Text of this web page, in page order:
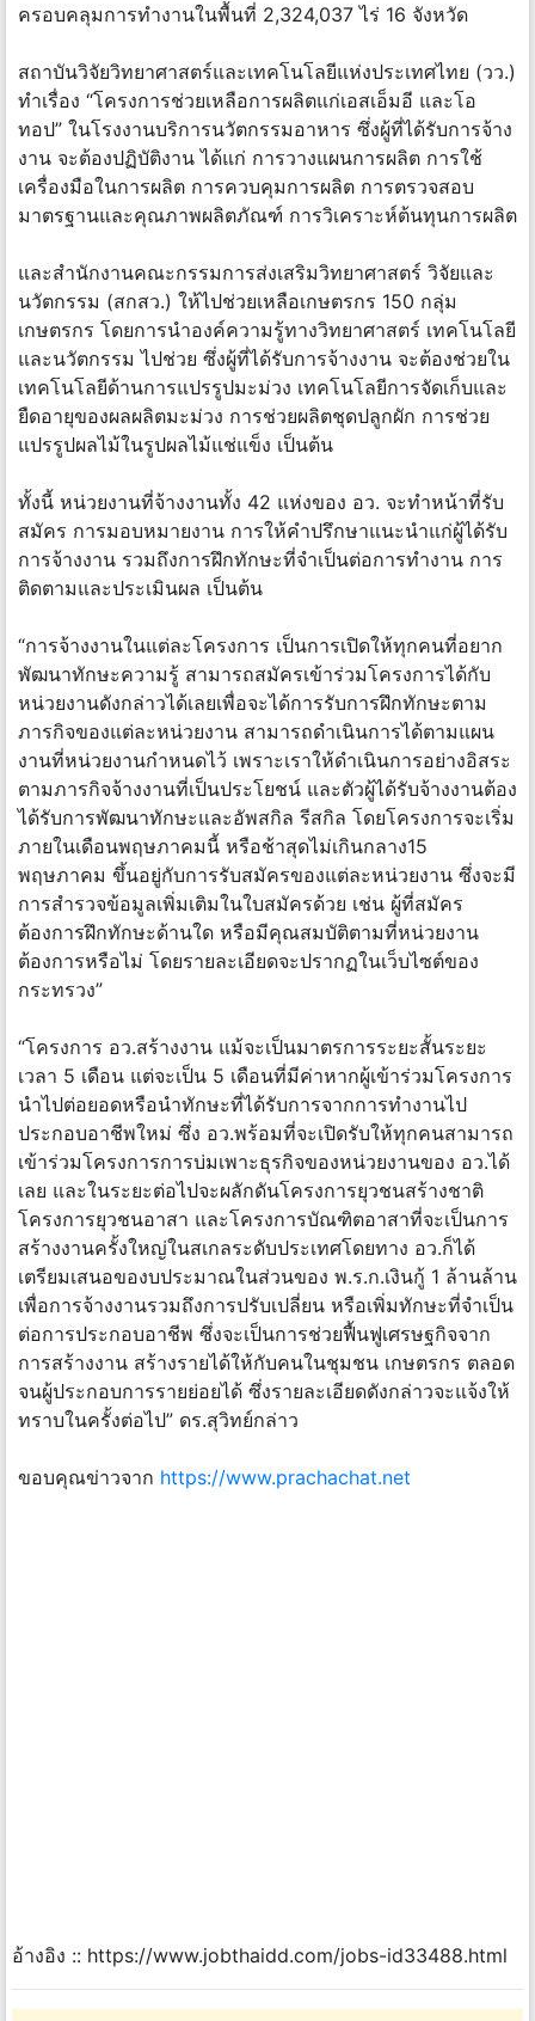
ครอบคลุมการทำงานในพื้นที่ 2,324,037 ไร่ 16 จังหวัด
สถาบันวิจัยวิทยาศาสตร์และเทคโนโลยีแห่งประเทศไทย (วว.)
ทำเรื่อง “โครงการช่วยเหลือการผลิตแก่เอสเอ็มอี และโอ
ทอป” ในโรงงานบริการนวัตกรรมอาหาร ซึ่งผู้ที่ได้รับการจ้าง
งาน จะต้องปฏิบัติงาน ได้แก่ การวางแผนการผลิต การใช้
เครื่องมือในการผลิต การควบคุมการผลิต การตรวจสอบ
มาตรฐานและคุณภาพผลิตภัณฑ์ การวิเคราะห์ต้นทุนการผลิต
และสำนักงานคณะกรรมการส่งเสริมวิทยาศาสตร์ วิจัยและ
นวัตกรรม (สกสว.) ให้ไปช่วยเหลือเกษตรกร 150 กลุ่ม
เกษตรกร โดยการนำองค์ความรู้ทางวิทยาศาสตร์ เทคโนโลยี
และนวัตกรรม ไปช่วย ซึ่งผู้ที่ได้รับการจ้างงาน จะต้องช่วยใน
เทคโนโลยีด้านการแปรรูปมะม่วง เทคโนโลยีการจัดเก็บและ
ยืดอายุของผลผลิตมะม่วง การช่วยผลิตชุดปลูกผัก การช่วย
แปรรูปผลไม้ในรูปผลไม้แช่แข็ง เป็นต้น
ทั้งนี้ หน่วยงานที่จ้างงานทั้ง 42 แห่งของ อว. จะทำหน้าที่รับ
สมัคร การมอบหมายงาน การให้คำปรึกษาแนะนำแก่ผู้ได้รับ
การจ้างงาน รวมถึงการฝึกทักษะที่จำเป็นต่อการทำงาน การ
ติดตามและประเมินผล เป็นต้น
“การจ้างงานในแต่ละโครงการ เป็นการเปิดให้ทุกคนที่อยาก
พัฒนาทักษะความรู้ สามารถสมัครเข้าร่วมโครงการได้กับ
หน่วยงานดังกล่าวได้เลยเพื่อจะได้การรับการฝึกทักษะตาม
ภารกิจของแต่ละหน่วยงาน สามารถดำเนินการได้ตามแผน
งานที่หน่วยงานกำหนดไว้ เพราะเราให้ดำเนินการอย่างอิสระ
ตามภารกิจจ้างงานที่เป็นประโยชน์ และตัวผู้ได้รับจ้างงานต้อง
ได้รับการพัฒนาทักษะและอัพสกิล รีสกิล โดยโครงการจะเริ่ม
ภายในเดือนพฤษภาคมนี้ หรือช้าสุดไม่เกินกลาง15
พฤษภาคม ขึ้นอยู่กับการรับสมัครของแต่ละหน่วยงาน ซึ่งจะมี
การสำรวจข้อมูลเพิ่มเติมในใบสมัครด้วย เช่น ผู้ที่สมัคร
ต้องการฝึกทักษะด้านใด หรือมีคุณสมบัติตามที่หน่วยงาน
ต้องการหรือไม่ โดยรายละเอียดจะปรากฏในเว็บไซต์ของ
กระทรวง”
​“โครงการ อว.สร้างงาน แม้จะเป็นมาตรการระยะสั้นระยะ
เวลา 5 เดือน แต่จะเป็น 5 เดือนที่มีค่าหากผู้เข้าร่วมโครงการ
นำไปต่อยอดหรือนำทักษะที่ได้รับการจากการทำงานไป
ประกอบอาชีพใหม่ ซึ่ง อว.พร้อมที่จะเปิดรับให้ทุกคนสามารถ
เข้าร่วมโครงการการบ่มเพาะธุรกิจของหน่วยงานของ อว.ได้
เลย และในระยะต่อไปจะผลักดันโครงการยุวชนสร้างชาติ
โครงการยุวชนอาสา และโครงการบัณฑิตอาสาที่จะเป็นการ
สร้างงานครั้งใหญ่ในสเกลระดับประเทศโดยทาง อว.ก็ได้
เตรียมเสนอของบประมาณในส่วนของ พ.ร.ก.เงินกู้ 1 ล้านล้าน
เพื่อการจ้างงานรวมถึงการปรับเปลี่ยน หรือเพิ่มทักษะที่จำเป็น
ต่อการประกอบอาชีพ ซึ่งจะเป็นการช่วยฟื้นฟูเศรษฐกิจจาก
การสร้างงาน สร้างรายได้ให้กับคนในชุมชน เกษตรกร ตลอด
จนผู้ประกอบการรายย่อยได้ ซึ่งรายละเอียดดังกล่าวจะแจ้งให้
ทราบในครั้งต่อไป” ดร.สุวิทย์กล่าว
ขอบคุณข่าวจาก https://www.prachachat.net
อ้างอิง :: https://www.jobthaidd.com/jobs-id33488.html